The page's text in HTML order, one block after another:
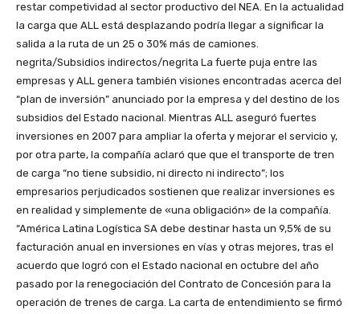
restar competividad al sector productivo del NEA. En la actualidad
la carga que ALL está desplazando podría llegar a significar la
salida a la ruta de un 25 o 30% más de camiones.
negrita/Subsidios indirectos/negrita La fuerte puja entre las
empresas y ALL genera también visiones encontradas acerca del
“plan de inversión” anunciado por la empresa y del destino de los
subsidios del Estado nacional. Mientras ALL aseguró fuertes
inversiones en 2007 para ampliar la oferta y mejorar el servicio y,
por otra parte, la compañía aclaró que que el transporte de tren
de carga “no tiene subsidio, ni directo ni indirecto”; los
empresarios perjudicados sostienen que realizar inversiones es
en realidad y simplemente de «una obligación» de la compañía.
“América Latina Logística SA debe destinar hasta un 9,5% de su
facturación anual en inversiones en vías y otras mejores, tras el
acuerdo que logró con el Estado nacional en octubre del año
pasado por la renegociación del Contrato de Concesión para la
operación de trenes de carga. La carta de entendimiento se firmó